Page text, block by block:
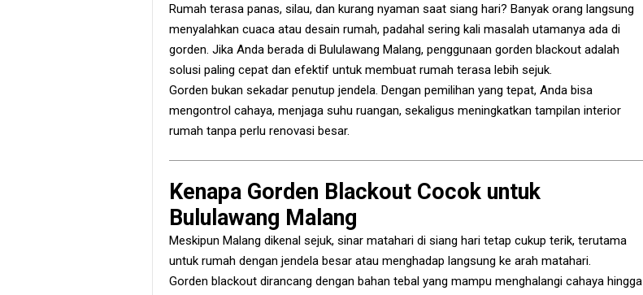
Rumah terasa panas, silau, dan kurang nyaman saat siang hari? Banyak orang langsung
menyalahkan cuaca atau desain rumah, padahal sering kali masalah utamanya ada di
gorden. Jika Anda berada di Bululawang Malang, penggunaan gorden blackout adalah
solusi paling cepat dan efektif untuk membuat rumah terasa lebih sejuk.
Gorden bukan sekadar penutup jendela. Dengan pemilihan yang tepat, Anda bisa
mengontrol cahaya, menjaga suhu ruangan, sekaligus meningkatkan tampilan interior
rumah tanpa perlu renovasi besar.
Kenapa Gorden Blackout Cocok untuk
Bululawang Malang
Meskipun Malang dikenal sejuk, sinar matahari di siang hari tetap cukup terik, terutama
untuk rumah dengan jendela besar atau menghadap langsung ke arah matahari.
Gorden blackout dirancang dengan bahan tebal yang mampu menghalangi cahaya hingga